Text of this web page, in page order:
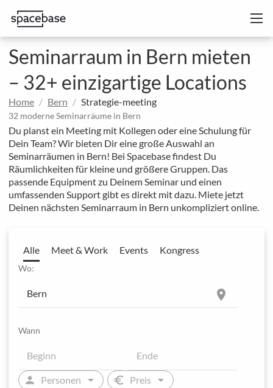
Seminarraum in Bern mieten
– 32+ einzigartige Locations
Home Bern Strategie-meeting
32 moderne Seminarräume in Bern
Du planst ein Meeting mit Kollegen oder eine Schulung für
Dein Team? Wir bieten Dir eine große Auswahl an
Seminarräumen in Bern! Bei Spacebase findest Du
Räumlichkeiten für kleine und größere Gruppen. Das
passende Equipment zu Deinem Seminar und einen
umfassenden Support gibt es direkt mit dazu. Miete jetzt
Deinen nächsten Seminarraum in Bern unkompliziert online.
Alle Meet & Work Events Kongress
Wo:
location_on
Wann
person Personen arrow_drop_down euro Preis arrow_drop_down